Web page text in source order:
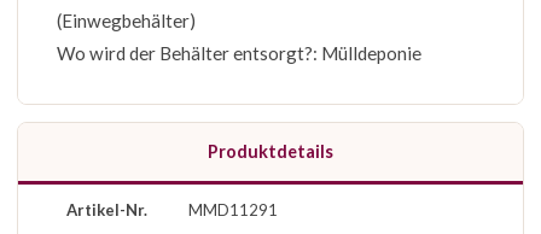
(Einwegbehälter)
Wo wird der Behälter entsorgt?: Mülldeponie
Produktdetails
Artikel-Nr. MMD11291